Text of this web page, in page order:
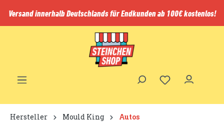
springen
Versand innerhalb Deutschlands für Endkunden ab 100€ kostenlos!
Hersteller Mould King Autos